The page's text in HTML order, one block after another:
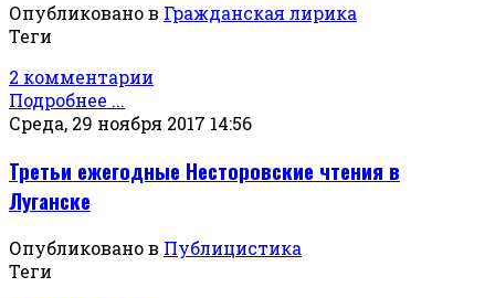
Опубликовано в Гражданская лирика
Теги
2 комментарии
Подробнее ...
Среда, 29 ноября 2017 14:56
Третьи ежегодные Несторовские чтения в
Луганске
Опубликовано в Публицистика
Теги